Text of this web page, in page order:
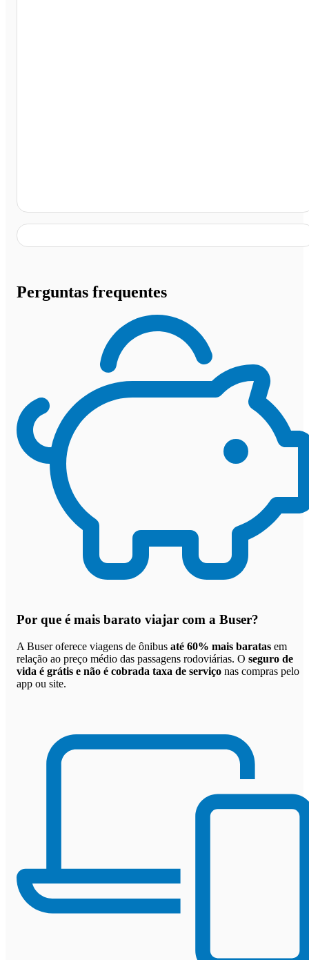
Perguntas frequentes
Por que é mais barato viajar com a Buser?
A Buser oferece viagens de ônibus até 60% mais baratas em
relação ao preço médio das passagens rodoviárias. O seguro de
vida é grátis e não é cobrada taxa de serviço nas compras pelo
app ou site.